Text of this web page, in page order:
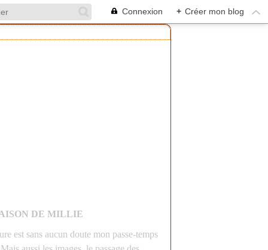
Connexion + Créer mon blog
DE MILLIE
est sans aucun doute mon passe-temps